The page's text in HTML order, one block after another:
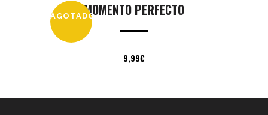
AGOTADOMOMENTO PERFECTO
9,99€